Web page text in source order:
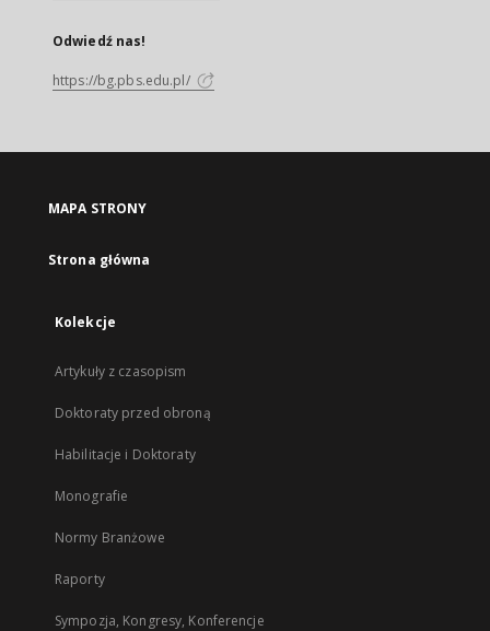
Odwiedź nas!
https://bg.pbs.edu.pl/
MAPA STRONY
Strona główna
Kolekcje
Artykuły z czasopism
Doktoraty przed obroną
Habilitacje i Doktoraty
Monografie
Normy Branżowe
Raporty
Sympozja, Kongresy, Konferencje